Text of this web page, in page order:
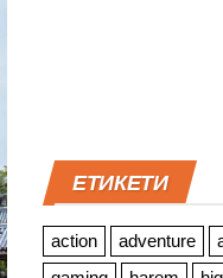
ЕТИКЕТИ
action adventure